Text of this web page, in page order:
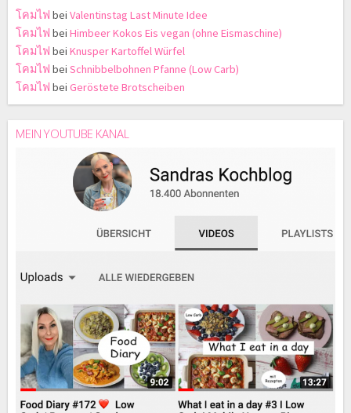
โคมไฟ bei Valentinstag Last Minute Idee
โคมไฟ bei Himbeer Kokos Eis vegan (ohne Eismaschine)
โคมไฟ bei Knusper Kartoffel Würfel
โคมไฟ bei Schnibbelbohnen Pfanne (Low Carb)
โคมไฟ bei Geröstete Brotscheiben
MEIN YOUTUBE KANAL